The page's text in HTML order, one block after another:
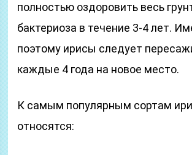
полностью оздоровить весь
бактериоза в течение 3-4 лет.
поэтому ирисы следует
каждые 4 года на новое место.
К самым популярным сортам
относятся: